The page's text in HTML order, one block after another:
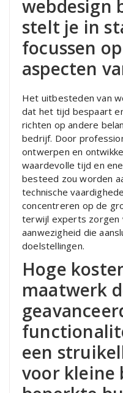
webdesign
stelt je in
focussen
aspecten
Het uitbesteden van
dat het tijd bespaart
richten op andere
bedrijf. Door
ontwerpen en
waardevolle tijd en
besteed zou worden
technische
concentreren op de
terwijl experts zorgen
aanwezigheid die
doelstellingen.
Hoge
maatwerk
een
voor kleine